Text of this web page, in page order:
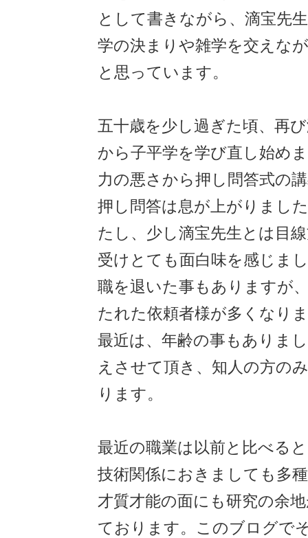
として書きながら、滴宝先
学の決まりや雑学を交えな
と思っています。
五十歳を少し過ぎた頃、再
から子平学を学び直し始め
力の悪さから押し問答式の
押し問答は息が上がりまし
たし、少し滴宝先生とは目
受けとても面白味を感じま
職を退いた事もありますが
たれた依頼者様が多くなり
最近は、年齢の事もありま
えさせて頂き、知人の方の
ります。
最近の職業は以前と比べる
技術関係におきましても多
才質才能の面にも研究の余
ております。このブログで